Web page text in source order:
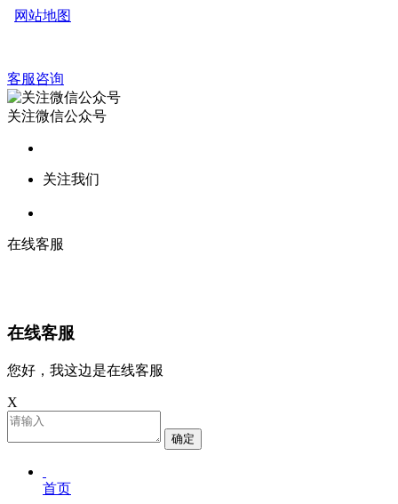
网站地图
客服咨询
关注微信公众号
关注我们
在线客服
在线客服
您好，我这边是在线客服
X
确定
首页